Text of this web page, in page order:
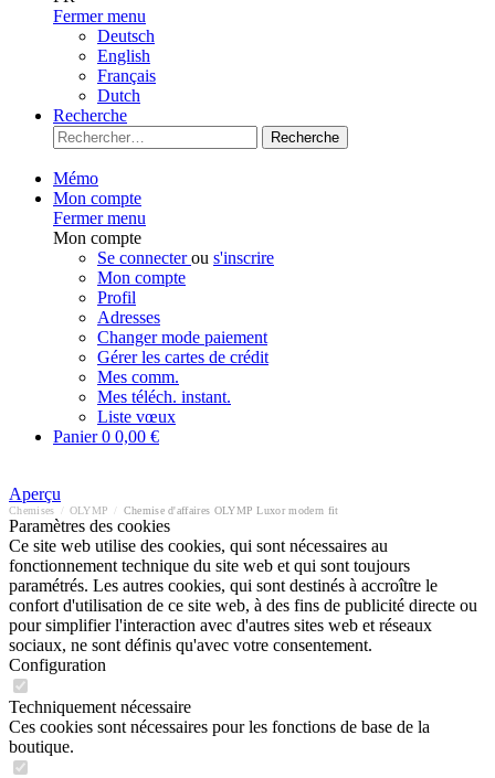
Fermer menu
Deutsch
English
Français
Dutch
Recherche
Recherche
Mémo
Mon compte
Fermer menu
Mon compte
Se connecterou s'inscrire
Mon compte
Profil
Adresses
Changer mode paiement
Gérer les cartes de crédit
Mes comm.
Mes téléch. instant.
Liste vœux
Panier0 0,00 €
Aperçu
Chemises OLYMP Chemise d'affaires OLYMP Luxor modern fit
Paramètres des cookies
Ce site web utilise des cookies, qui sont nécessaires au
fonctionnement technique du site web et qui sont toujours
paramétrés. Les autres cookies, qui sont destinés à accroître le
confort d'utilisation de ce site web, à des fins de publicité directe ou
pour simplifier l'interaction avec d'autres sites web et réseaux
sociaux, ne sont définis qu'avec votre consentement.
Configuration
Techniquement nécessaire
Ces cookies sont nécessaires pour les fonctions de base de la
boutique.